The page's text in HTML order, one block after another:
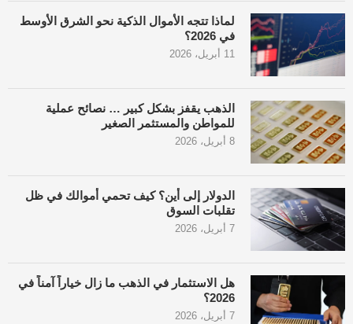
لماذا تتجه الأموال الذكية نحو الشرق الأوسط
في 2026؟
11 أبريل، 2026
الذهب يقفز بشكل كبير … نصائح عملية
للمواطن والمستثمر الصغير
8 أبريل، 2026
الدولار إلى أين؟ كيف تحمي أموالك في ظل
تقلبات السوق
7 أبريل، 2026
هل الاستثمار في الذهب ما زال خياراً آمناً في
2026؟
7 أبريل، 2026